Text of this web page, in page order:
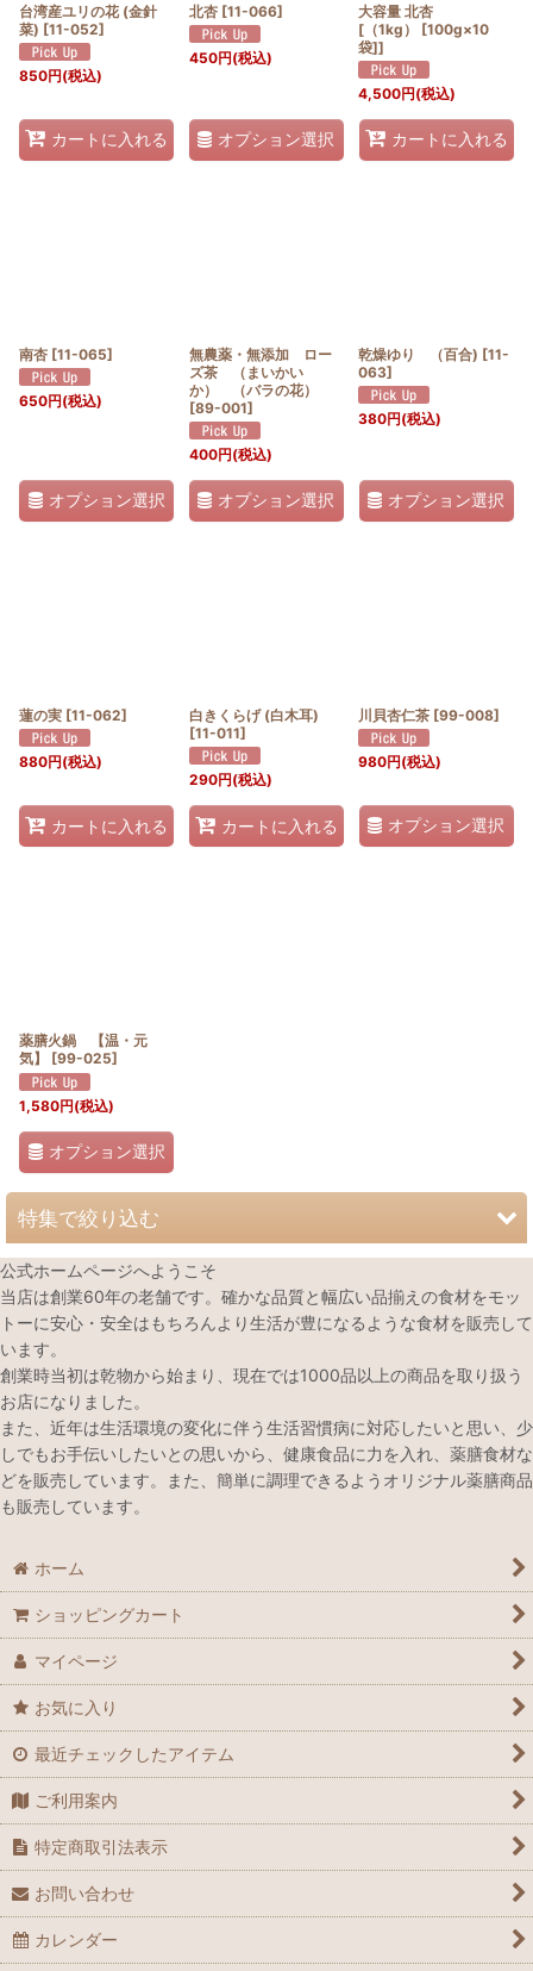
台湾産ユリの花 (金針
菜) [11-052]
850円(税込)
カートに入れる
北杏 [11-066]
450円(税込)
オプション選択
大容量 北杏
[（1kg） [100g×10
袋]]
4,500円(税込)
カートに入れる
南杏 [11-065]
650円(税込)
オプション選択
無農薬・無添加 ロー
ズ茶 （まいかい
か） （バラの花）
[89-001]
400円(税込)
オプション選択
乾燥ゆり （百合) [11-
063]
380円(税込)
オプション選択
蓮の実 [11-062]
880円(税込)
カートに入れる
白きくらげ (白木耳)
[11-011]
290円(税込)
カートに入れる
川貝杏仁茶 [99-008]
980円(税込)
オプション選択
薬膳火鍋 【温・元
気】
[99-025]
1,580円(税込)
オプション選択
特集で絞り込む
春のオススメ薬膳食材
夏のオススメ薬膳食材
秋のオススメ薬膳食材
冬のオススメ薬膳食材
心を癒したい時のおすすめ薬膳食材
ぐっすり寝たいときのおすすめ薬膳食材
美容におすすめ薬膳食材
理想のメリハリボディーをサポートするおすすめ薬膳食材
スマホ・パソコンをよく使う方におすすめ薬膳食材
体を温めたい時におすすめ薬膳食材
鉄分が気になる時におすすめ薬膳食材
乾燥の時期のおすすめ薬膳食材
公式ホームページへようこそ
当店は創業60年の老舗です。確かな品質と幅広い品揃えの食材をモッ
トーに安心・安全はもちろんより生活が豊になるような食材を販売して
います。
創業時当初は乾物から始まり、現在では1000品以上の商品を取り扱う
お店になりました。
また、近年は生活環境の変化に伴う生活習慣病に対応したいと思い、少
しでもお手伝いしたいとの思いから、健康食品に力を入れ、薬膳食材な
どを販売しています。また、簡単に調理できるようオリジナル薬膳商品
も販売しています。
ホーム
ショッピングカート
マイページ
お気に入り
最近チェックしたアイテム
ご利用案内
特定商取引法表示
お問い合わせ
カレンダー